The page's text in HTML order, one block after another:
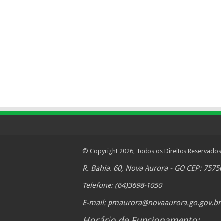
© Copyright 2026, Todos os Direitos
R. Bahia, 60, Nova Aurora - GO CEP:
Telefone: (64)3698-1050
E-mail: pmaurora@novaaurora.go.gov.br